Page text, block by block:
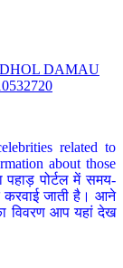
DAMAU
related to
about those
पहाड़ पोर्टल में समय-
करवाई जाती है। आने
विवरण आप यहां देख